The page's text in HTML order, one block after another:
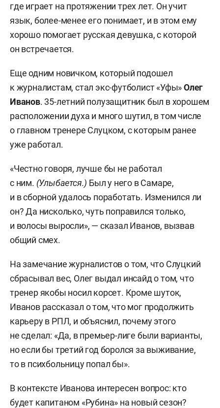
где играет на протяжении трех лет. Он учит
язык, более-менее его понимает, и в этом ему
хорошо помогает русская девушка, с которой
он встречается.
Еще одним новичком, который подошел
к журналистам, стал экс-футболист «Уфы»Олег
Иванов. 35-летний полузащитник был в хорошем
расположении духа и много шутил, в том числе
о главном тренере Слуцком, с которым ранее
уже работал.
«Честно говоря, лучше бы не работал
с ним. (Улыбается.) Был у него в Самаре,
и в сборной удалось поработать. Изменился ли
он? Да нисколько, чуть поправился только,
и волосы выросли», — сказал Иванов, вызвав
общий смех.
На замечание журналистов о том, что Слуцкий
сбрасывал вес, Олег выдал инсайд о том, что
тренер якобы носил корсет. Кроме шуток,
Иванов рассказал о том, что мог продолжить
карьеру в РПЛ, и объяснил, почему этого
не сделал: «Да, в премьер-лиге были варианты,
но если бы третий год боролся за выживание,
то в психбольницу попал бы».
В контексте Иванова интересен вопрос: кто
будет капитаном «Рубина» на новый сезон?